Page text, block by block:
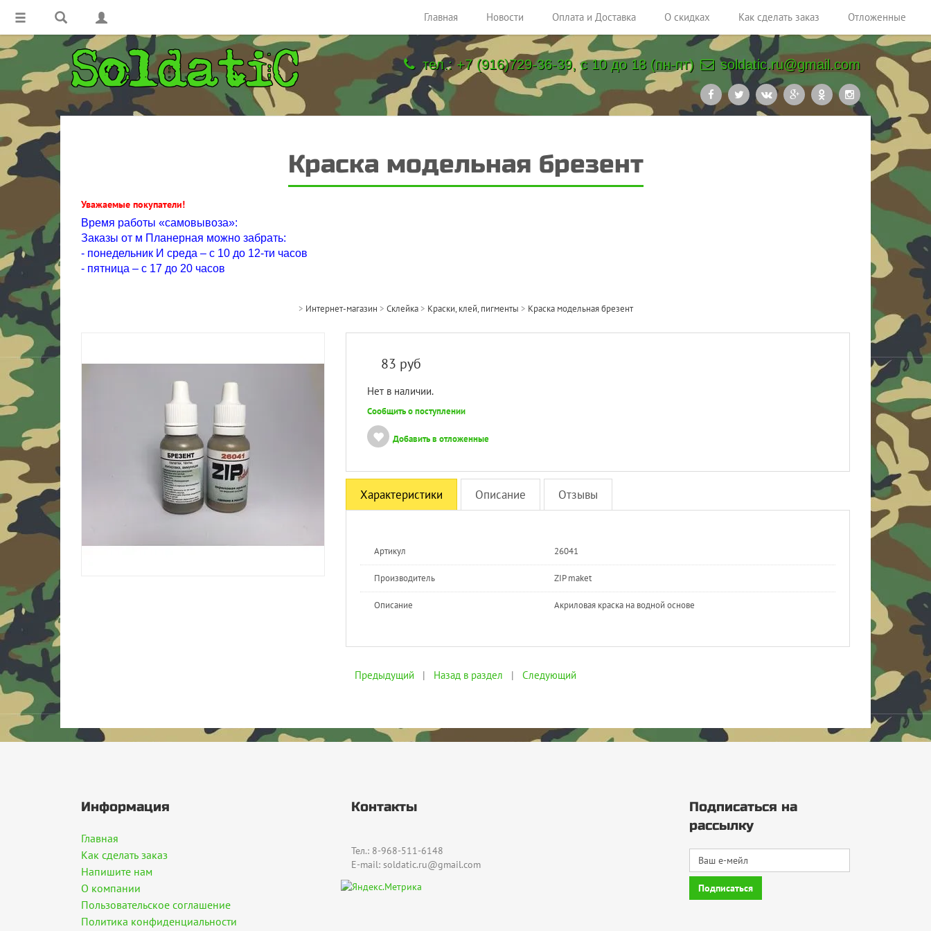
Главная Новости Оплата и Доставка О скидках Как сделать заказ Отложенные
тел.: +7 (916)729-36-39, с 10 до 18 (пн-пт) soldatic.ru@gmail.com
Краска модельная брезент
Уважаемые покупатели!
Время работы «самовывоза»:
Заказы от м Планерная можно забрать:
- понедельник И среда – с 10 до 12-ти часов
- пятница – с 17 до 20 часов
> Интернет-магазин > Склейка> Краски, клей, пигменты > Краска модельная брезент
83 руб
Нет в наличии.
Сообщить о поступлении
Добавить в отложенные
Характеристики Описание Отзывы
Артикул 26041
Производитель ZIP maket
Описание Акриловая краска на водной основе
Предыдущий | Назад в раздел | Следующий
Информация
Главная
Как сделать заказ
Напишите нам
О компании
Пользовательское соглашение
Политика конфиденциальности
Контакты
Тел.: 8-968-511-6148
E-mail: soldatic.ru@gmail.com
Подписаться на
рассылку